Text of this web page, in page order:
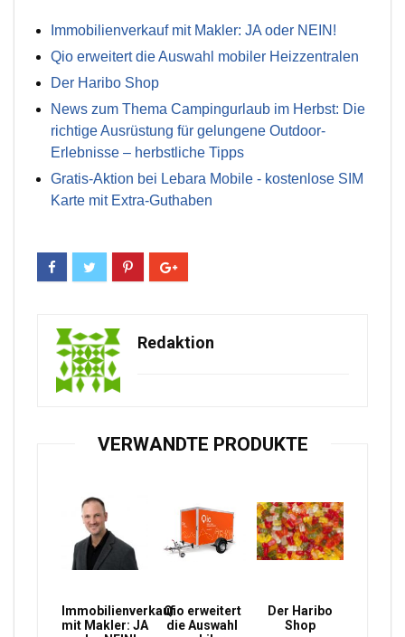
Immobilienverkauf mit Makler: JA oder NEIN!
Qio erweitert die Auswahl mobiler Heizzentralen
Der Haribo Shop
News zum Thema Campingurlaub im Herbst: Die
richtige Ausrüstung für gelungene Outdoor-
Erlebnisse – herbstliche Tipps
Gratis-Aktion bei Lebara Mobile - kostenlose SIM
Karte mit Extra-Guthaben
Redaktion
VERWANDTE PRODUKTE
Immobilienverkauf
mit Makler: JA
Qio erweitert
die Auswahl
Der Haribo
Shop